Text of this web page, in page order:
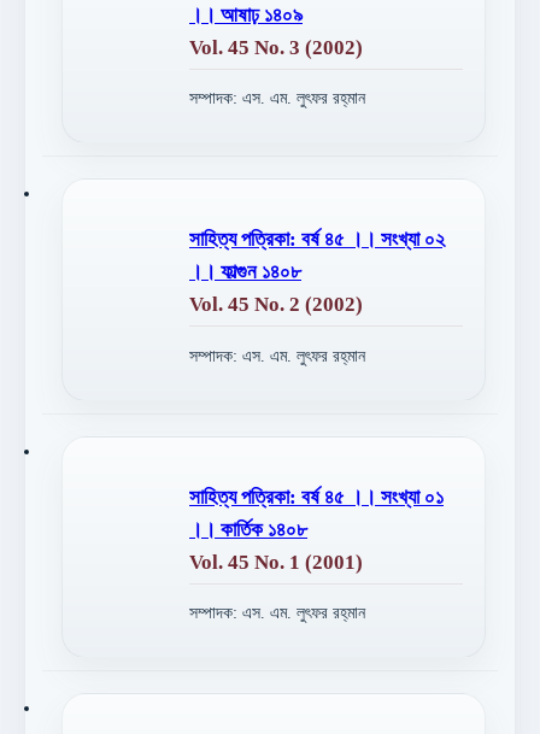
।। আষাঢ় ১৪০৯
Vol. 45 No. 3 (2002)
সম্পাদক: এস. এম. লুৎফর রহ্‌মান
সাহিত্য পত্রিকা: বর্ষ ৪৫ ।। সংখ্যা ০২
।। ফাল্গুন ১৪০৮
Vol. 45 No. 2 (2002)
সম্পাদক: এস. এম. লুৎফর রহ্‌মান
সাহিত্য পত্রিকা: বর্ষ ৪৫ ।। সংখ্যা ০১
।। কার্তিক ১৪০৮
Vol. 45 No. 1 (2001)
সম্পাদক: এস. এম. লুৎফর রহ্‌মান